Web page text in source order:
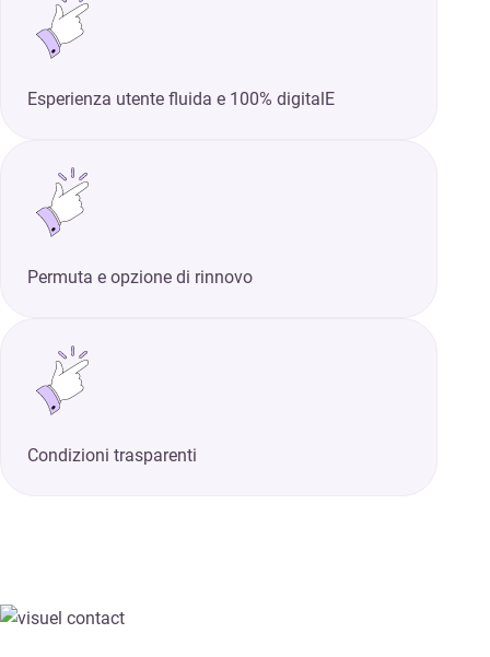
Esperienza utente fluida e 100% digitalE
Permuta e opzione di rinnovo
Condizioni trasparenti